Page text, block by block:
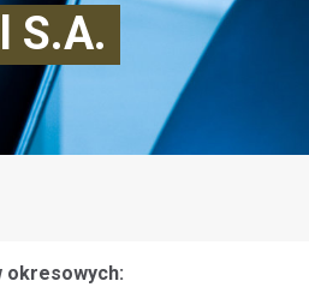
S.A.
okresowych: